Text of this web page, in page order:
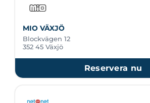
MIO VÄXJÖ
Blockvägen 12
352 45 Växjö
Reservera nu